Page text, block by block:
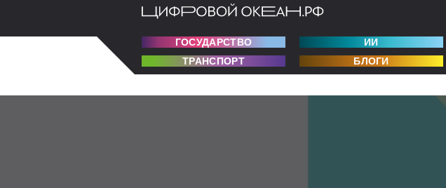
ГОСУДАРСТВО ИИ
ТРАНСПОРТ
БЛОГИ